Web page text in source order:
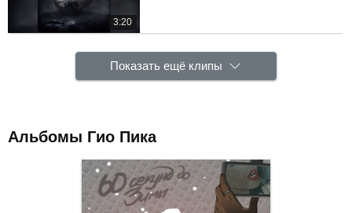
3:20
Показать ещё клипы
Альбомы Гио Пика